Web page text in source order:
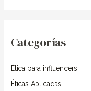
a
p
o
Categorías
Ética para influencers
Éticas Aplicadas